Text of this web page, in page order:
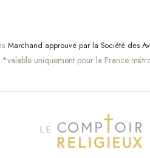
Marchand approuvé par la Société des
*valable uniquement pour la France